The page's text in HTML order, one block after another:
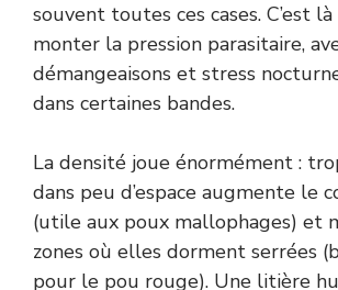
souvent toutes ces cases. C’est là
monter la pression parasitaire,
démangeaisons et stress
dans certaines bandes.
La densité joue énormément :
dans peu d’espace augmente le
(utile aux poux mallophages) et
zones où elles dorment serrées
pour le pou rouge). Une litière